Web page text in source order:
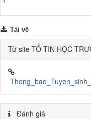
Tải về
Từ site TỔ TIN HỌC
Đánh giá